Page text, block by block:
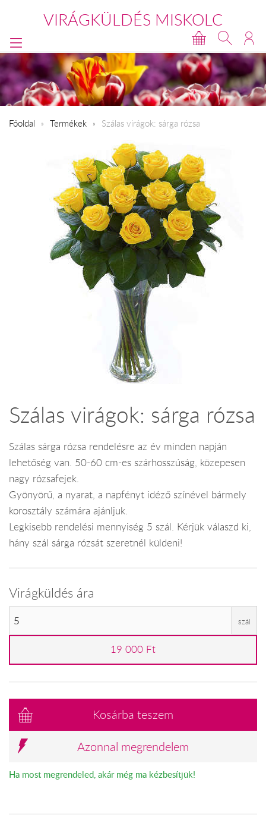
VIRÁGKÜLDÉS MISKOLC
Főoldal Termékek Szálas virágok: sárga rózsa
Szálas virágok: sárga rózsa
Szálas sárga rózsa rendelésre az év minden napján
lehetőség van. 50-60 cm-es szárhosszúság, közepesen
nagy rózsafejek.
Gyönyörű, a nyarat, a napfényt idéző színével bármely
korosztály számára ajánljuk.
Legkisebb rendelési mennyiség 5 szál. Kérjük válaszd ki,
hány szál sárga rózsát szeretnél küldeni!
Virágküldés ára
szál
19 000 Ft
Kosárba teszem
Azonnal megrendelem
Ha most megrendeled, akár még ma kézbesítjük!